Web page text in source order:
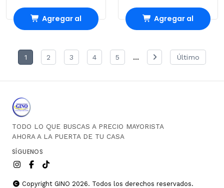
Agregar al Agregar al
1 2 3 4 5 ... Último
TODO LO QUE BUSCAS A PRECIO MAYORISTA
AHORA A LA PUERTA DE TU CASA
SÍGUENOS
Copyright GINO 2026. Todos los derechos reservados.